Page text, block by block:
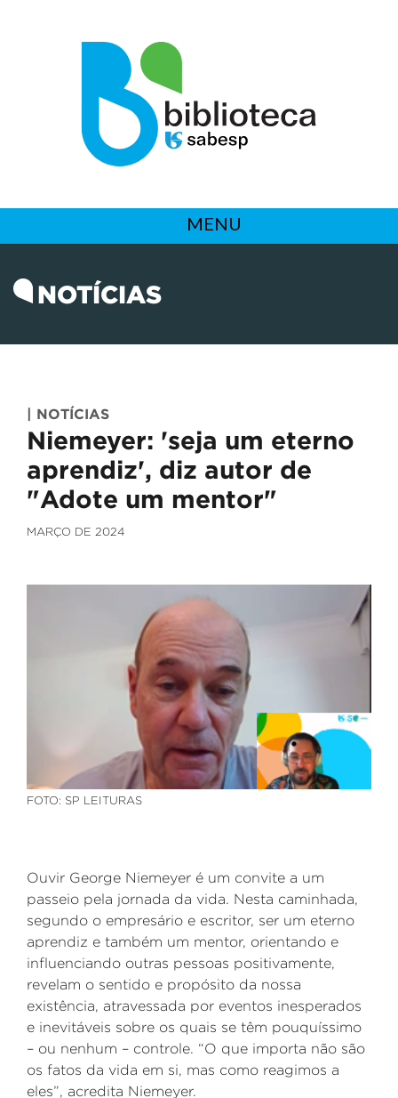
MENU
NOTÍCIAS
| NOTÍCIAS
Niemeyer: 'seja um eterno
aprendiz', diz autor de
"Adote um mentor"
MARÇO DE 2024
FOTO: SP LEITURAS
Ouvir George Niemeyer é um convite a um
passeio pela jornada da vida. Nesta caminhada,
segundo o empresário e escritor, ser um eterno
aprendiz e também um mentor, orientando e
influenciando outras pessoas positivamente,
revelam o sentido e propósito da nossa
existência, atravessada por eventos inesperados
e inevitáveis sobre os quais se têm pouquíssimo
– ou nenhum – controle. “O que importa não são
os fatos da vida em si, mas como reagimos a
eles”, acredita Niemeyer.